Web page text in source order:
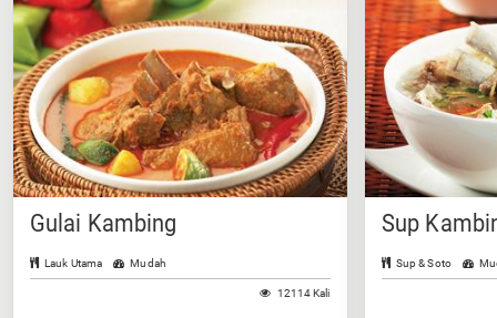
Gulai Kambing
Lauk Utama Mudah
12114 Kali
Sup
Sup & Soto